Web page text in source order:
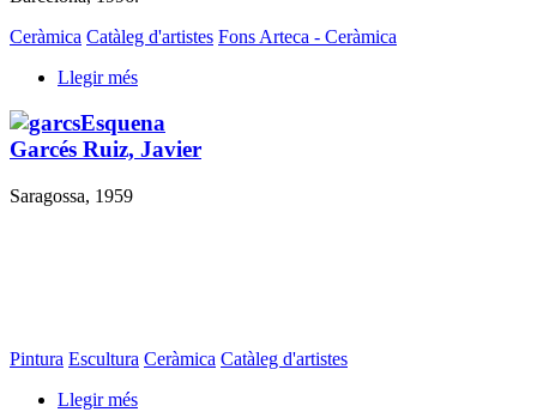
Ceràmica Catàleg d'artistes Fons Arteca - Ceràmica
Llegir més
Garcés Ruiz, Javier
Saragossa, 1959
Pintura Escultura Ceràmica Catàleg d'artistes
Llegir més